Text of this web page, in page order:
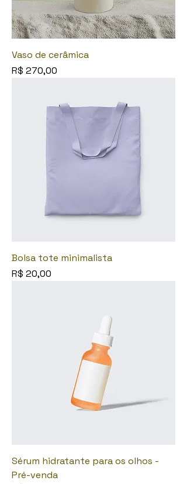
Vaso de cerâmica
Preço
R$ 270,00
Bolsa tote minimalista
Preço
R$ 20,00
Sérum hidratante para os olhos -
Pré-venda